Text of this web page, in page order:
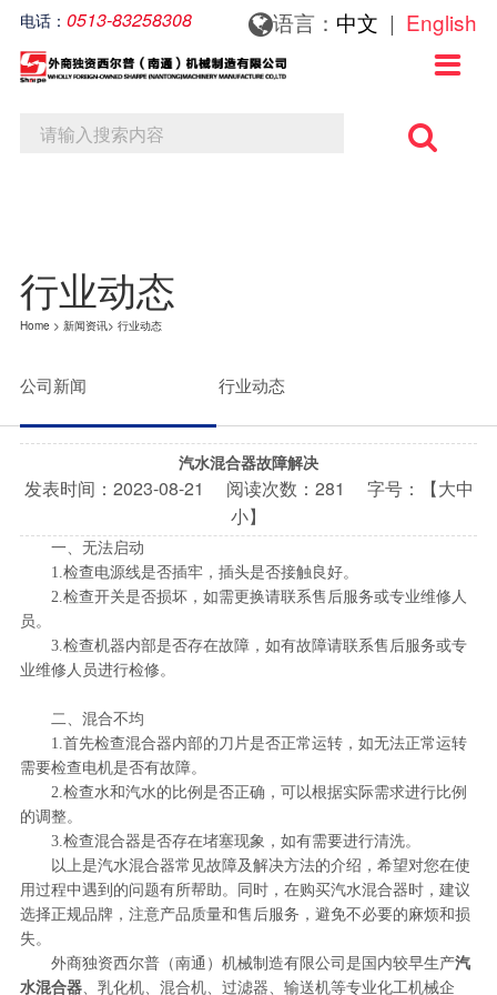
语言： 中文 | English
电话： 0513-83258308
关于我们
新闻资讯
行业动态
联系我们
在线留言

行业动态
Home > 新闻资讯> 行业动态
公司新闻 行业动态
汽水混合器故障解决
发表时间： 2023-08-21 阅读次数： 281 字号：【大中
小】
一、无法启动
1.检查电源线是否插牢，插头是否接触良好。
2.检查开关是否损坏，如需更换请联系售后服务或专业维修人
员。
3.检查机器内部是否存在故障，如有故障请联系售后服务或专
业维修人员进行检修。
二、混合不均
1.首先检查混合器内部的刀片是否正常运转，如无法正常运转
需要检查电机是否有故障。
2.检查水和汽水的比例是否正确，可以根据实际需求进行比例
的调整。
3.检查混合器是否存在堵塞现象，如有需要进行清洗。
以上是汽水混合器常见故障及解决方法的介绍，希望对您在使
用过程中遇到的问题有所帮助。同时，在购买汽水混合器时，建议
选择正规品牌，注意产品质量和售后服务，避免不必要的麻烦和损
失。
外商独资西尔普（南通）机械制造有限公司是国内较早生产汽
水混合器、乳化机、混合机、过滤器、输送机等专业化工机械企